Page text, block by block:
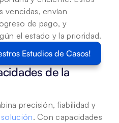
vencidas, envían
de pago, y
el estado y la prioridad.
Estudios de Casos!
de la
precisión, fiabilidad y
solución. Con capacidades